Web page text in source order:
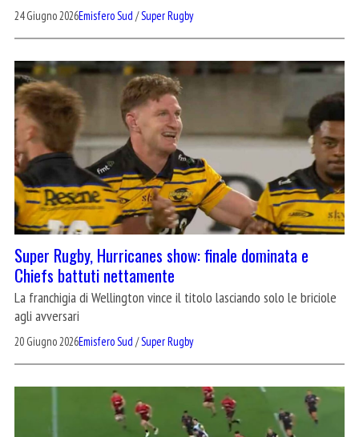
24 Giugno 2026Emisfero Sud /Super Rugby
Super Rugby, Hurricanes show: finale dominata e
Chiefs battuti nettamente
La franchigia di Wellington vince il titolo lasciando solo le briciole
agli avversari
20 Giugno 2026Emisfero Sud /Super Rugby